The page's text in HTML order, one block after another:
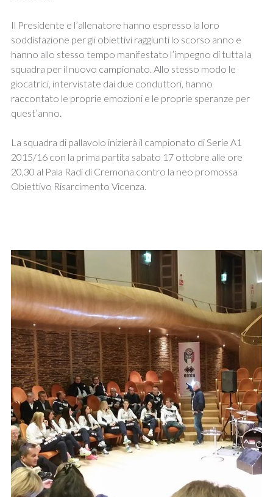
Il Presidente e l’allenatore hanno espresso la loro
soddisfazione per gli obiettivi raggiunti lo scorso anno e
hanno allo stesso tempo manifestato l’impegno di tutta la
squadra per il nuovo campionato. Allo stesso modo le
giocatrici, intervistate dai due conduttori, hanno
raccontato le proprie emozioni e le proprie speranze per
quest’anno.
La squadra di pallavolo inizierà il campionato di Serie A1
2015/16 con la prima partita sabato 17 ottobre alle ore
20,30 al Pala Radi di Cremona contro la neo promossa
Obiettivo Risarcimento Vicenza.